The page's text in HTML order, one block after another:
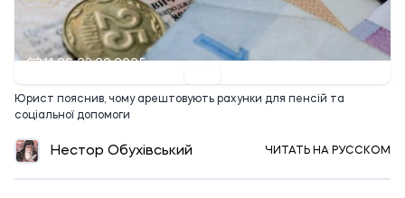
11:06 23.09.2025
Юрист пояснив, чому арештовують рахунки для пенсій та
соціальної допомоги
Нестор Обухівський ЧИТАТЬ НА РУССКОМ